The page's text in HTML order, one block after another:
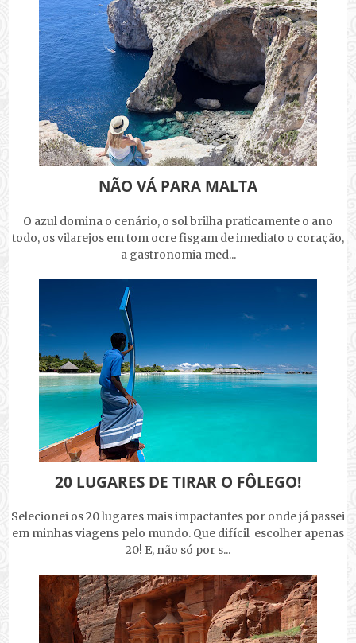
NÃO VÁ PARA MALTA
O azul domina o cenário, o sol brilha praticamente o ano
todo, os vilarejos em tom ocre fisgam de imediato o coração,
a gastronomia med...
20 LUGARES DE TIRAR O FÔLEGO!
Selecionei os 20 lugares mais impactantes por onde já passei
em minhas viagens pelo mundo. Que difícil escolher apenas
20! E, não só por s...